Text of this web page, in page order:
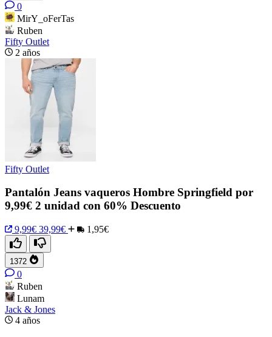
0
MirY_oFerTas
Ruben
Fifty Outlet
2 años
Fifty Outlet
Pantalón Jeans vaqueros Hombre Springfield por
9,99€ 2 unidad con 60% Descuento
9,99€ 39,99€ 1,95€
1372
0
Ruben
Lunam
Jack & Jones
4 años